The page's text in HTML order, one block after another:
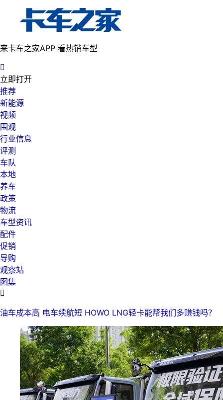
来卡车之家APP 看热销车型

立即打开
推荐
新能源
视频
围观
行业信息
评测
车队
本地
养车
政策
物流
车型资讯
配件
促销
导购
观察站
图集

油车成本高 电车续航短 HOWO LNG轻卡能帮我们多赚钱吗？